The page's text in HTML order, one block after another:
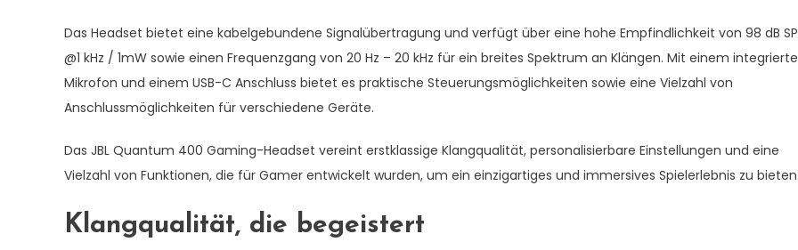
Das Headset bietet eine kabelgebundene Signalübertragung und verfügt über eine hohe Empfindlichkeit von 98 dB
@1 kHz / 1mW sowie einen Frequenzgang von 20 Hz – 20 kHz für ein breites Spektrum an Klängen. Mit einem
Mikrofon und einem USB-C Anschluss bietet es praktische Steuerungsmöglichkeiten sowie eine Vielzahl von
Anschlussmöglichkeiten für verschiedene Geräte.
Das JBL Quantum 400 Gaming-Headset vereint erstklassige Klangqualität, personalisierbare Einstellungen und eine
Vielzahl von Funktionen, die für Gamer entwickelt wurden, um ein einzigartiges und immersives Spielerlebnis zu
Klangqualität, die begeistert